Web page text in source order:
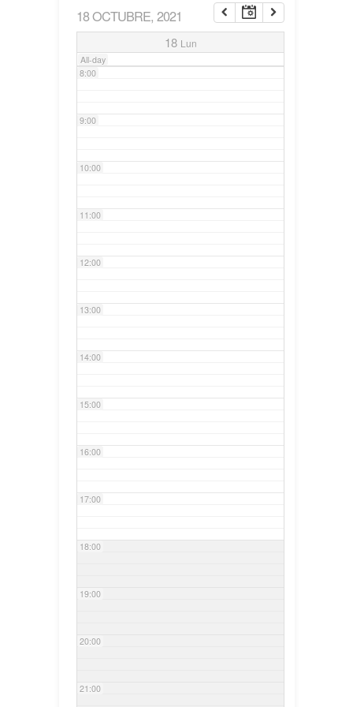
18 OCTUBRE, 2021
18 Lun
All-day
7:00
8:00
9:00
10:00
11:00
12:00
13:00
14:00
15:00
16:00
17:00
18:00
19:00
20:00
21:00